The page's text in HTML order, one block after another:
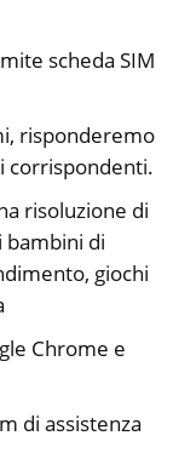
scheda SIM
risponderemo
corrispondenti.
risoluzione di
bambini di
giochi
Chrome e
di assistenza